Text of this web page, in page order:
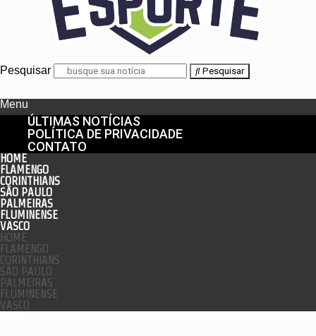
Pesquisar Pesquisar
Menu
ÚLTIMAS NOTÍCIAS
POLÍTICA DE PRIVACIDADE
CONTATO
HOME
FLAMENGO
CORINTHIANS
SÃO PAULO
PALMEIRAS
FLUMINENSE
VASCO
HOME
FLAMENGO
CORINTHIANS
SÃO PAULO
PALMEIRAS
FLUMINENSE
VASCO